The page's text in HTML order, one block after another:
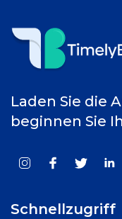
Laden Sie die
beginnen Sie
Schnellzugriff